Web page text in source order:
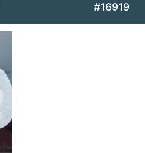
#16919